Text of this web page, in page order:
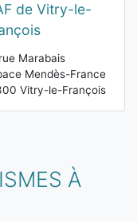
de Vitry-le-
Marabais
Mendès-France
Vitry-le-François
À